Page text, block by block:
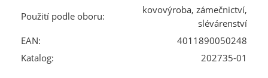
Použití podle oboru:
kovovýroba, zámečnictví,
slévárenství
EAN:
4011890050248
Katalog:
202735-01